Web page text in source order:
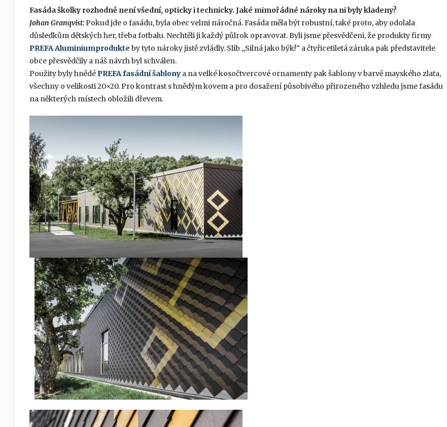
Fasáda školky rozhodně není všední, opticky i technicky. Jaké mimořádné nároky na ni byly kladeny?
Johan Granqvist:Pokud jde o fasádu, byla obec velmi náročná. Fasáda měla být robustní, také proto, aby odolala
důsledkům dětských her, třeba fotbalu. Nechtěli ji každý půlrok opravovat. Byli jsme přesvědčeni, že produkty firmy
PREFA Aluminiumprodukte by tyto nároky jistě zvládly. Slib „Silná jako býk!“ a čtyřicetiletá záruka pak představitele
obce přesvědčily a náš návrh byl schválen.
Použity byly hnědéPREFA fasádní šablonya na velké kosočtvercové ornamenty pak šablony v barvě mayského zlata,
všechny o velikosti 20×20. Pro kontrast s hnědým kovem a pro dosažení působivého přirozeného vzhledu jsme fasádu
na některých místech obložili dřevem.